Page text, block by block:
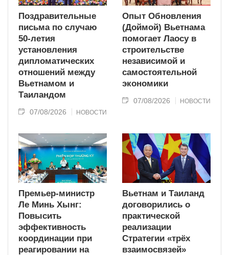
Поздравительные
письма по случаю
50-летия
установления
дипломатических
отношений между
Вьетнамом и
Таиландом
07/08/2026 НОВОСТИ
Опыт Обновления
(Доймой) Вьетнама
помогает Лаосу в
строительстве
независимой и
самостоятельной
экономики
07/08/2026 НОВОСТИ
Премьер-министр
Ле Минь Хынг:
Повысить
эффективность
координации при
реагировании на
Вьетнам и Таиланд
договорились о
практической
реализации
Стратегии «трёх
взаимосвязей»